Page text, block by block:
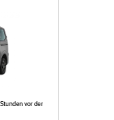
vor der